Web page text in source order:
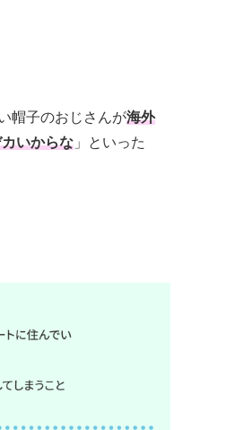
帽子のおじさんが海外
いからな 」といった